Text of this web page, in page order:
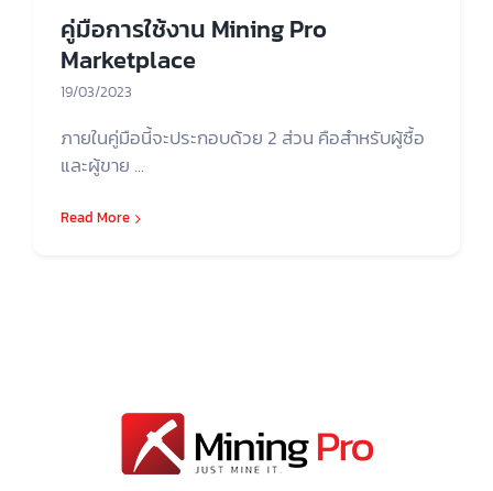
คู่มือการใช้งาน Mining Pro
Marketplace
19/03/2023
ภายในคู่มือนี้จะประกอบด้วย 2 ส่วน คือสำหรับผู้ซื้อ
และผู้ขาย ...
Read More